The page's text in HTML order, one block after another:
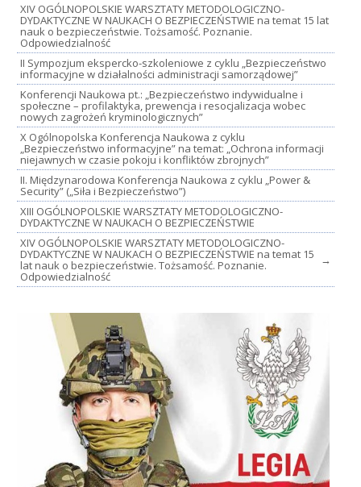
XIV OGÓLNOPOLSKIE WARSZTATY METODOLOGICZNO-
DYDAKTYCZNE W NAUKACH O BEZPIECZEŃSTWIE na temat 15 lat
nauk o bezpieczeństwie. Tożsamość. Poznanie.
Odpowiedzialność
II Sympozjum ekspercko-szkoleniowe z cyklu „Bezpieczeństwo
informacyjne w działalności administracji samorządowej”
Konferencji Naukowa pt.: „Bezpieczeństwo indywidualne i
społeczne – profilaktyka, prewencja i resocjalizacja wobec
nowych zagrożeń kryminologicznych”
X Ogólnopolska Konferencja Naukowa z cyklu
„Bezpieczeństwo informacyjne” na temat: „Ochrona informacji
niejawnych w czasie pokoju i konfliktów zbrojnych”
II. Międzynarodowa Konferencja Naukowa z cyklu „Power &
Security” („Siła i Bezpieczeństwo”)
XIII OGÓLNOPOLSKIE WARSZTATY METODOLOGICZNO-
DYDAKTYCZNE W NAUKACH O BEZPIECZEŃSTWIE
XIV OGÓLNOPOLSKIE WARSZTATY METODOLOGICZNO-
DYDAKTYCZNE W NAUKACH O BEZPIECZEŃSTWIE na temat 15
lat nauk o bezpieczeństwie. Tożsamość. Poznanie.
Odpowiedzialność
→